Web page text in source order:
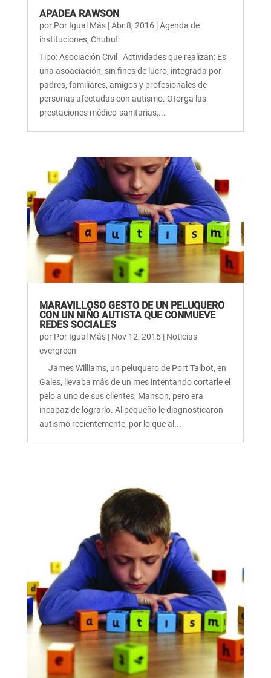
APADEA RAWSON
por Por Igual Más|Abr 8, 2016 |Agenda de
instituciones, Chubut
Tipo: Asociación Civil Actividades que realizan: Es
una asoaciación, sin fines de lucro, integrada por
padres, familiares, amigos y profesionales de
personas afectadas con autismo. Otorga las
prestaciones médico-sanitarias,...
MARAVILLOSO GESTO DE UN PELUQUERO
CON UN NIÑO AUTISTA QUE CONMUEVE
REDES SOCIALES
por Por Igual Más| Nov 12, 2015| Noticias
evergreen
James Williams, un peluquero de Port Talbot, en
Gales, llevaba más de un mes intentando cortarle el
pelo a uno de sus clientes, Manson, pero era
incapaz de lograrlo. Al pequeño le diagnosticaron
autismo recientemente, por lo que al...